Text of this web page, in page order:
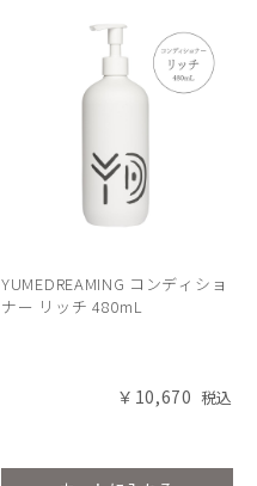
YUMEDREAMING コンディショ
ナー リッチ 480mL
￥10,670